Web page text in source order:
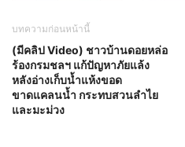
บทความก่อนหน้านี้
(มีคลิป Video) ชาวบ้านดอยหล่อ
ร้องกรมชลฯ แก้ปัญหาภัยแล้ง
หลังอ่างเก็บน้ำแห้งขอด
ขาดแคลนน้ำ กระทบสวนลำไย
และมะม่วง